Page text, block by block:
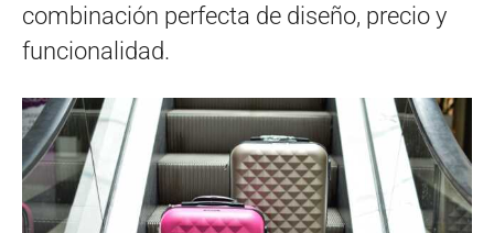
combinación perfecta de diseño, precio y
funcionalidad.